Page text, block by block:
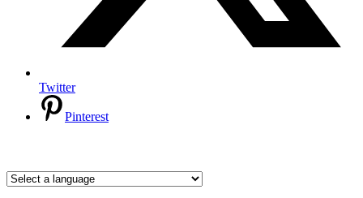
Twitter
Pinterest